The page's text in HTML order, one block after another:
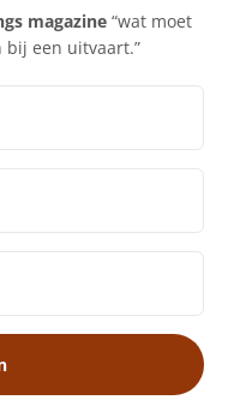
magazine “wat moet
bij een uitvaart.”